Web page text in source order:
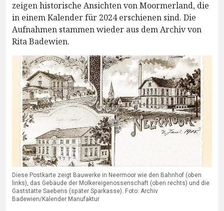
zeigen historische Ansichten von Moormerland, die
in einem Kalender für 2024 erschienen sind. Die
Aufnahmen stammen wieder aus dem Archiv von
Rita Badewien.
Diese Postkarte zeigt Bauwerke in Neermoor wie den Bahnhof (oben
links), das Gebäude der Molkereigenossenschaft (oben rechts) und die
Gaststätte Saebens (später Sparkasse). Foto: Archiv
Badewien/Kalender Manufaktur